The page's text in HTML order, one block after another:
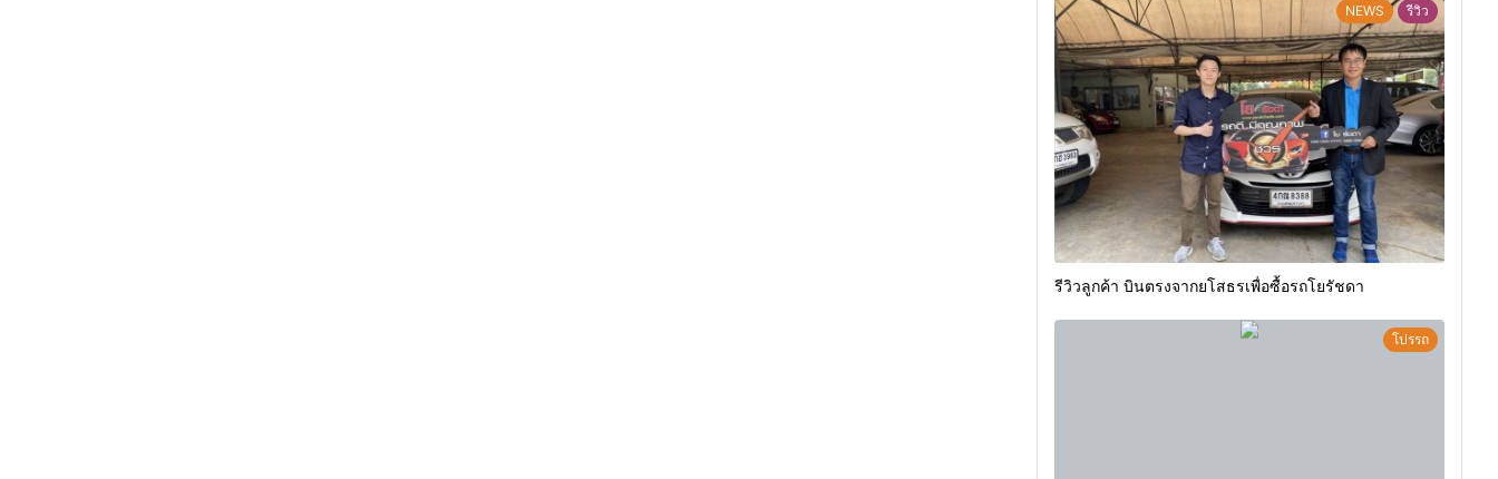
NEWS รีวิว
รีวิวลูกค้า บินตรงจากยโสธรเพื่อซื้อรถโยรัชดา
โปรรถ